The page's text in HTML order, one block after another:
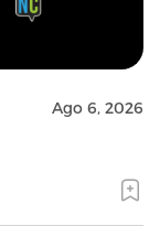
Ago 6, 2026